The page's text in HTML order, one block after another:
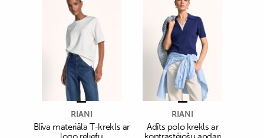
RIANI
Blīva materiāla T-krekls ar
RIANI
Adīts polo krekls ar